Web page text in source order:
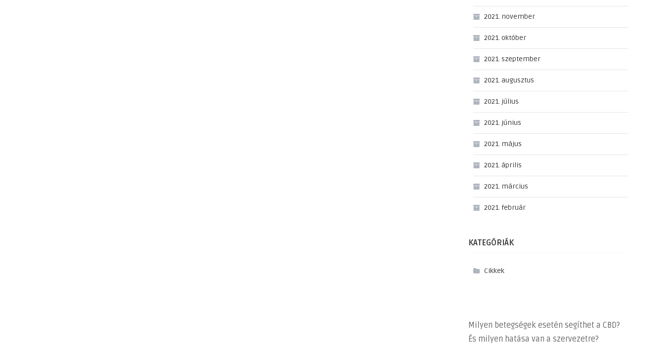
2021. november
2021. október
2021. szeptember
2021. augusztus
2021. július
2021. június
2021. május
2021. április
2021. március
2021. február
KATEGÓRIÁK
Cikkek
Milyen betegségek esetén segíthet a CBD?
És milyen hatása van a szervezetre?